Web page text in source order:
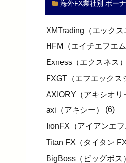
海外FX業社別 ボー
XMTrading（エックス
HFM（エイチエフエム
Exness（エクスネス）
FXGT（エフエックス
AXIORY（アキシオリ
axi（アキシー）
(6)
IronFX（アイアンエフ
Titan FX（タイタン FX
BigBoss（ビッグボス）